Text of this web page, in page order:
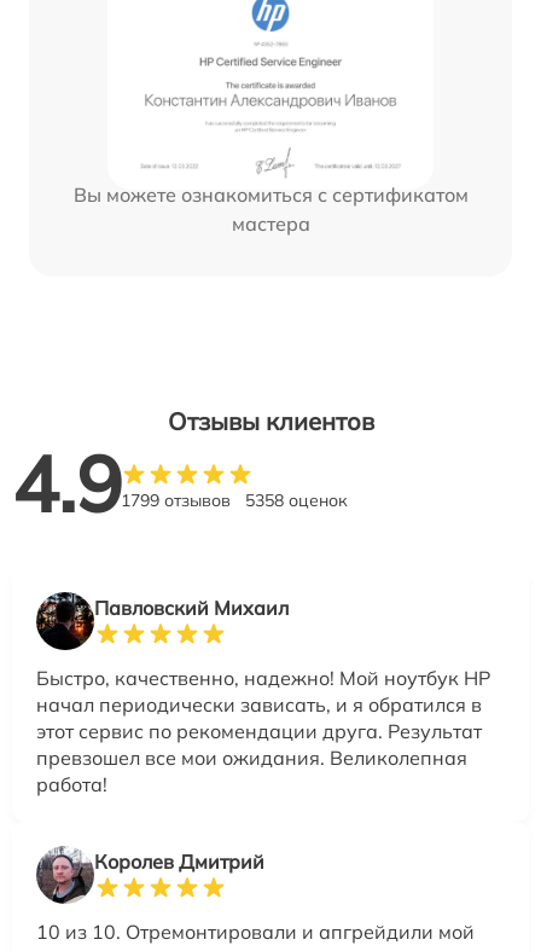
Вы можете ознакомиться с сертификатом
мастера
Отзывы клиентов
4.91799 отзывов 5358 оценок
Павловский Михаил
Быстро, качественно, надежно! Мой ноутбук HP
начал периодически зависать, и я обратился в
этот сервис по рекомендации друга. Результат
превзошел все мои ожидания. Великолепная
работа!
Королев Дмитрий
10 из 10. Отремонтировали и апгрейдили мой